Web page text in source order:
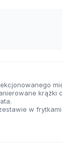
krążki
w frytkami